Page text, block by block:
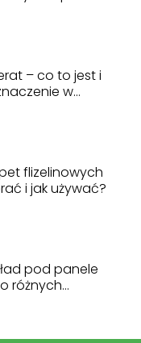
– co to jest i
w
flizelinowych
i jak używać?
pod panele
różnych